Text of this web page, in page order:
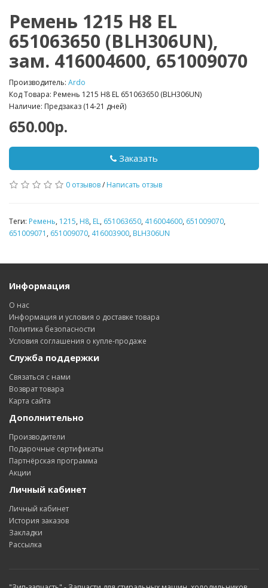
Ремень 1215 H8 EL
651063650 (BLH306UN),
зам. 416004600, 651009070
Производитель: Ardo
Код Товара: Ремень 1215 H8 EL 651063650 (BLH306UN)
Наличие: Предзаказ (14-21 дней)
650.00р.
Заказать
0 отзывов/ Написать отзыв
Теги: Ремень, 1215, H8, EL, 651063650, 416004600, 651009070,
651009071 , 651009070, 416003900, BLH306UN
Информация
О нас
Информация и условия о доставке товара
Политика безопасности
Условия соглашения о купле-продаже
Служба поддержки
Связаться с нами
Возврат товара
Карта сайта
Дополнительно
Производители
Подарочные сертификаты
Партнёрская программа
Акции
Личный кабинет
Личный кабинет
История заказов
Закладки
Рассылка